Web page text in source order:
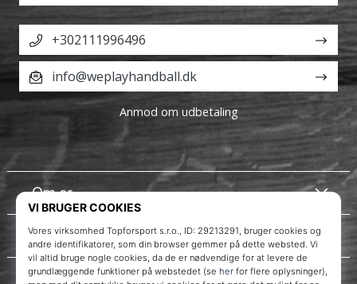
Om os
Kundeservice
+302111996496
info@weplayhandball.dk
Anmod om udbetaling